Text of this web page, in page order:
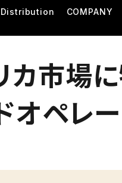
COMPANY
市場
オペレ